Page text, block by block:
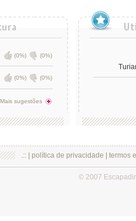
(0%) (0%)
(0%) (0%)
Mais sugestões
.:: | política de privacidade termos
© 2007